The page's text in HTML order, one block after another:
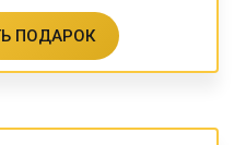
ПОДАРОК